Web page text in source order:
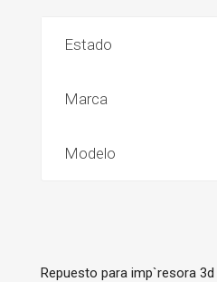
Estado
Marca
Modelo
Repuesto para imp`resora